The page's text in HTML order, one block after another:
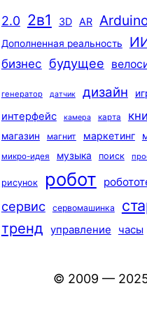
2.0 2в1 3D AR
Дополненная реальность
бизнес будущее
генератор датчик дизайн
интерфейс камера карта
магазин магнит маркетинг
микро-идея музыка поиск
рисунок робот
сервис сервомашинка
тренд управление часы
© 2009 —